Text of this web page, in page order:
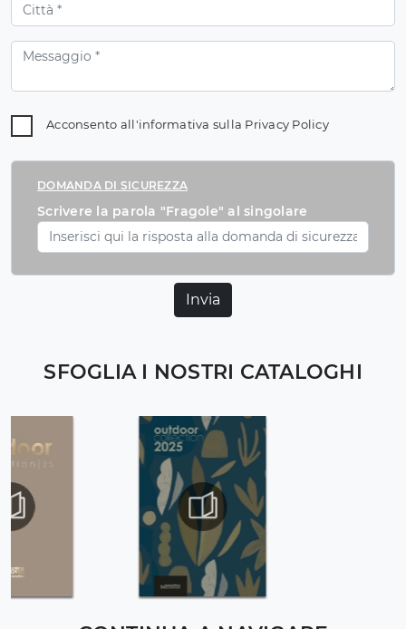
SFOGLIA I NOSTRI CATALOGHI
Acconsento all'informativa sulla Privacy Policy
DOMANDA DI SICUREZZA
Scrivere la parola "Fragole" al singolare
Invia